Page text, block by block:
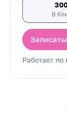
В
Работает по